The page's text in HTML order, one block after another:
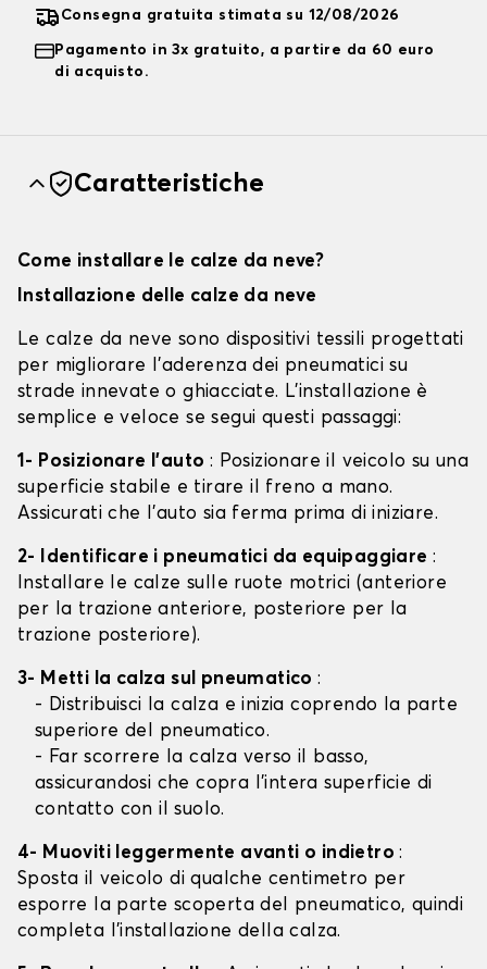
Consegna gratuita stimata su 12/08/2026
Pagamento in 3x gratuito, a partire da 60 euro
di acquisto.
Caratteristiche
Come installare le calze da neve?
Installazione delle calze da neve
Le calze da neve sono dispositivi tessili progettati
per migliorare l'aderenza dei pneumatici su
strade innevate o ghiacciate. L'installazione è
semplice e veloce se segui questi passaggi:
1- Posizionare l'auto : Posizionare il veicolo su una
superficie stabile e tirare il freno a mano.
Assicurati che l'auto sia ferma prima di iniziare.
2- Identificare i pneumatici da equipaggiare :
Installare le calze sulle ruote motrici (anteriore
per la trazione anteriore, posteriore per la
trazione posteriore).
3- Metti la calza sul pneumatico:
- Distribuisci la calza e inizia coprendo la parte
superiore del pneumatico.
- Far scorrere la calza verso il basso,
assicurandosi che copra l'intera superficie di
contatto con il suolo.
4- Muoviti leggermente avanti o indietro:
Sposta il veicolo di qualche centimetro per
esporre la parte scoperta del pneumatico, quindi
completa l'installazione della calza.